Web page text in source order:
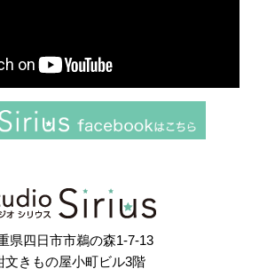
Instagram でフォロー
県四日市市鵜の森1-7-13
文きもの屋小町ビル3階